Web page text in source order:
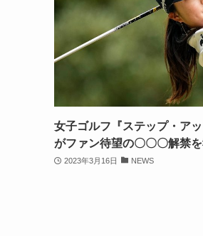
女子ゴルフ『ステップ・ア
がファン待望の〇〇〇解禁
2023年3月16日 NEWS